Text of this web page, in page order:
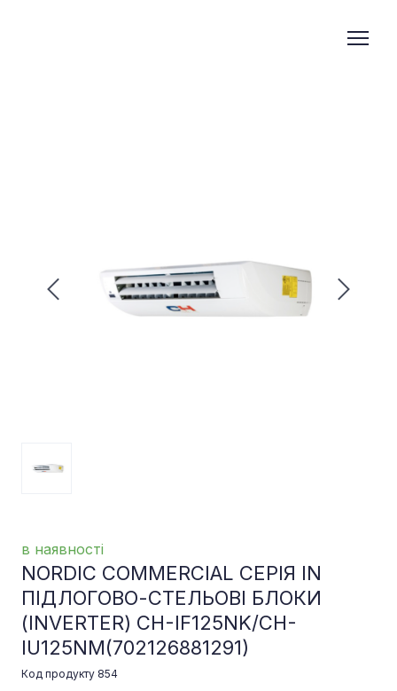
в наявності
NORDIC COMMERCIAL СЕРІЯ IN
ПІДЛОГОВО-СТЕЛЬОВІ БЛОКИ
(INVERTER) CH-IF125NK/CH-
IU125NM(702126881291)
Код продукту 854